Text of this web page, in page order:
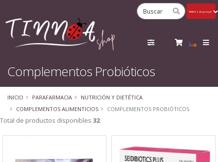
Complementos Probióticos
INICIO PARAFARMACIA
NUTRICIÓN Y DIETÉTICA
COMPLEMENTOS ALIMENTICIOS
COMPLEMENTOS PROBIÓTICOS
Total de productos disponibles 32